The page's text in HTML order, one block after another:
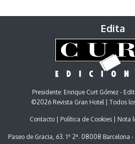
Edita
Presidente: Enrique Curt Gómez -
©2026 Revista Gran Hotel | Todos
Contacto Política de Cookies Nota
Paseo de Gracia, 63. 1º 2ª. 08008 Barcelona -